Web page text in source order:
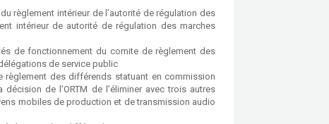
règlement intérieur de l’autorité de régulation des
intérieur de autorité de régulation des marches
de fonctionnement du comite de règlement des
de service public
règlement des différends statuant en commission
de l’ORTM de l’éliminer avec trois autres
mobiles de production et de transmission audio